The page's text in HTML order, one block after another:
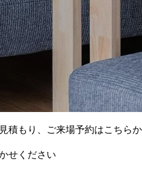
積もり、ご来場予約はこちらか
せください